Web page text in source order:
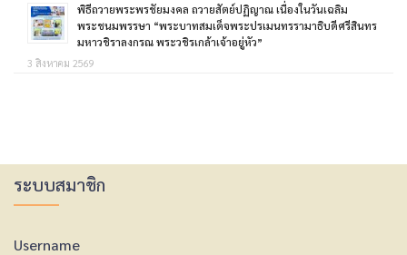
พิธีถวายพระพรชัยมงคล ถวายสัตย์ปฏิญาณ เนื่องในวันเฉลิม
พระชนมพรรษา “พระบาทสมเด็จพระปรเมนทรรามาธิบดีศรีสินทร
มหาวชิราลงกรณ พระวชิรเกล้าเจ้าอยู่หัว”
3 สิงหาคม 2569
ระบบสมาชิก
Username